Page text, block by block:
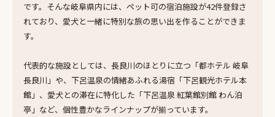
です。そんな岐阜県内には、ペット可の宿泊施設が42件登録さ
れており、愛犬と一緒に特別な旅の思い出を作ることができま
す。
代表的な施設としては、長良川のほとりに立つ「都ホテル 岐阜
長良川」や、下呂温泉の情緒あふれる湯宿「下呂観光ホテル本
館」、愛犬との滞在に特化した「下呂温泉 紅葉館別館 わん泊
亭」など、個性豊かなラインナップが揃っています。